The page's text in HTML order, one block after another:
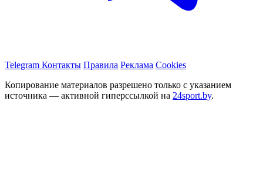
Telegram Контакты Правила Реклама Cookies
Копирование материалов разрешено только с указанием
источника — активной гиперссылкой на 24sport.by.